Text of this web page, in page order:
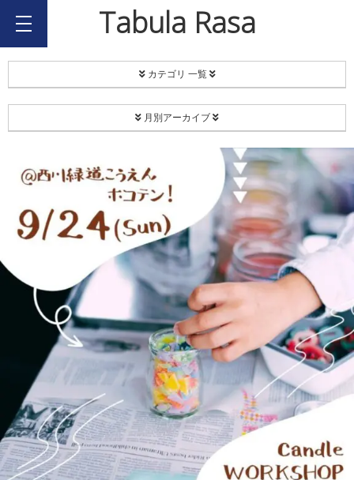
Tabula Rasa
カテゴリ 一覧
PROJECT
EC[H]O-SMA
リユース食器
Happy Share Candle
ボランティア
西川キャンドルナイト
視察
お知らせ
コラム
月別アーカイブ
2026年7月
2026年2月
2025年12月
2025年11月
2025年9月
2025年7月
2025年6月
2025年5月